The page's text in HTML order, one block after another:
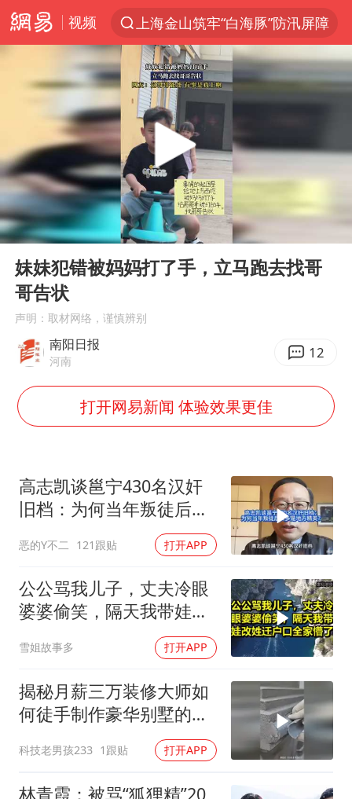
视频
上海金山筑牢“白海豚”防汛屏障
白海豚对华东华北影响会大于巴威
《披荆斩棘2026》阵容官宣
白海豚北上或致京津冀暴雨
国足U17与阿森纳决赛取消 并列冠军
香港刷新1884年以来最高气温纪录
新疆一婚礼线上邀请引热议
《龙餐馆》 冲奖
BLG经理辟谣Bin离队
云南一男子胃中取出180颗铁钉
暴雨预报为何有时感觉不准
Play
00:00
妹妹犯错被妈妈打了手，立马跑去找哥
哥告状
声明：取材网络，谨慎辨别
南阳日报
河南 12
打开网易新闻 体验效果更佳
高志凯谈邕宁430名汉奸
旧档：为何当年叛徒后人
恶的Y不二 121跟贴 打开APP
公公骂我儿子，丈夫冷眼
婆婆偷笑，隔天我带娃改
姓迁户口全家懵了！
雪姐故事多 打开APP
揭秘月薪三万装修大师如
何徒手制作豪华别墅的罗
科技老男孩233 1跟贴 打开APP
林青霞：被骂“狐狸精”20